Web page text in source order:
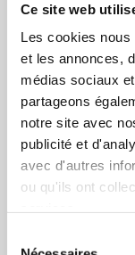
Ce site web
Les cookies nous
et les annonces,
médias sociaux
partageons
notre site avec
publicité et
avec d'autres
ou qu'ils ont
La LSRS et
radicalisation
Entre le ciel et
Une plongée
toutes au